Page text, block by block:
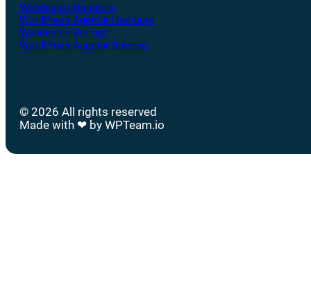
Webdesign Hamburg
WordPress Agentur Hamburg
Webdesign Bremen
WordPress Agentur Bremen
© 2026 All rights reserved
Made with ❤ by WPTeam.io